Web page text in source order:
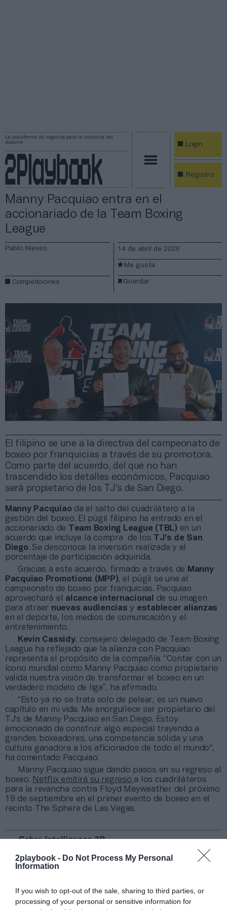
2playbook - Do Not Process My Personal
Information
If you wish to opt-out of the sale, sharing to third parties, or
processing of your personal or sensitive information for
La plataforma de negocios para la industria del
deporte
Login
Registro
Manny Pacquiao entra en el
accionariado de la Team Boxing
League
El filipino se une a la directiva del campeonato de
boxeo por franquicias a través de su promotora.
Como parte del acuerdo, del que no han
trascendido los detalles económicos, Pacquiao
será propietario de los TJ’s de San Diego.
Pablo Nieves
Competiciones
14 de abril de 2026
Guardar
Me gusta
Manny Pacquiao da el salto del cuadrilátero a la
gestión del boxeo. El púgil filipino ha entrado en el
accionariado de
Team Boxing League (TBL) en un
acuerdo que incluye la compra de los
TJ’s de San
Diego. Se desconoce la inversión realizada y el
porcentaje de participación adquirida.
Gracias a este acuerdo, firmado a través de Manny
Pacquiao Promotions (MPP), el púgil se une al
campeonato de boxeo por franquicias. Pacquiao
aprovechará el alcance internacional
de su imagen
para atraer nuevas audienciasy establecer alianzas
en el deporte, los medios de comunicación y el
entretenimiento.
Kevin Cassidy, consejero delegado de Team Boxing
League ha reflejado que la alianza con Pacquiao
representa el propósito de la compañía. “Contar con un
ícono mundial como Manny Pacquiao como propietario
valida nuestra visión de transformar el boxeo en un
verdadero modelo de liga”, ha afirmado.
“Esto ya no se trata solo de pelear, es un nuevo
capítulo en mi vida. Me enorgullece ser propietario del
TJ's de Manny Pacquiao en San Diego. Estoy
emocionado de construir algo especial trayendo a
grandes boxeadores, una competencia sólida y una
cultura ganadora a los aficionados de todo el mundo",
ha comentado Pacquiao.
Manny Pacquiao sigue dando pasos en su regreso al
boxeo. Netflix emitirá su regreso a los cuadriláteros
para la revancha contra Floyd Mayweather del próximo
19 de septiembre en el primer evento de boxeo en el
recinto The Sphere de Las Vegas.
Sobre Intelligence 2P
inteligencia de mercado de 2Playbook, cuya plataforma
clubes de ligas europeas; 22 clubes de ACB y Primera
FEB.